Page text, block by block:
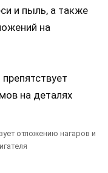
и пыль, а также
на
отложению нагаров и